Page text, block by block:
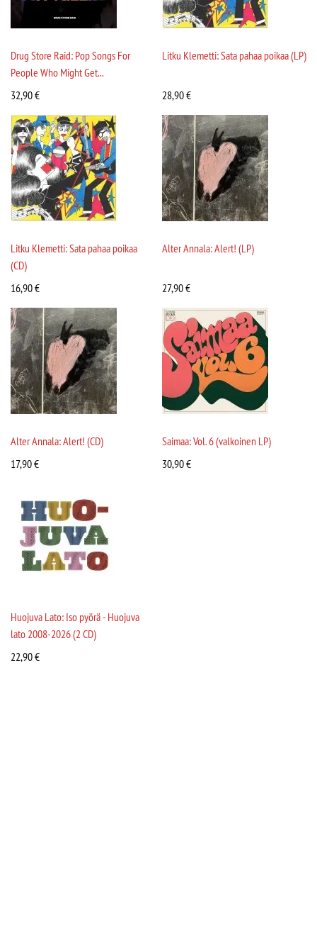
Drug Store Raid: Pop Songs For
People Who Might Get...
32,90€
Litku Klemetti: Sata pahaa poikaa (LP)
28,90€
Litku Klemetti: Sata pahaa poikaa
(CD)
16,90€
Alter Annala: Alert! (LP)
27,90€
Alter Annala: Alert! (CD)
17,90€
Saimaa: Vol. 6 (valkoinen LP)
30,90€
Huojuva Lato: Iso pyörä - Huojuva
lato 2008-2026 (2 CD)
22,90€